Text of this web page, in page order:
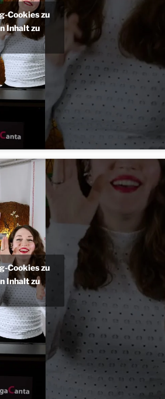
Cookies zu
Inhalt zu
Cookies zu
Inhalt zu